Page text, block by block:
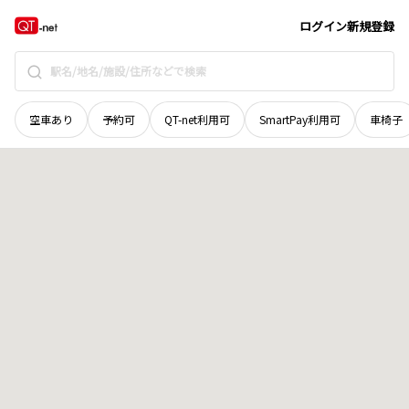
ログイン新規登録
空車あり 予約可 QT-net利用可 SmartPay利用可 車椅子
岡山県